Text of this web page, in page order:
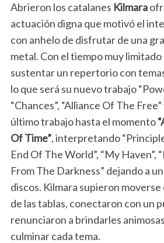
Abrieron los catalanes Kilmara
actuación digna que motivó el
con anhelo de disfrutar de una
metal. Con el tiempo muy
sustentar un repertorio con
lo que será su nuevo trabajo
“Chances”, “Alliance Of The
último trabajo hasta el momento
Of Time”, interpretando
End Of The World”, “My Haven”,
From The Darkness” dejando a
discos. Kilmara supieron
de las tablas, conectaron con un
renunciaron a brindarles
culminar cada tema.